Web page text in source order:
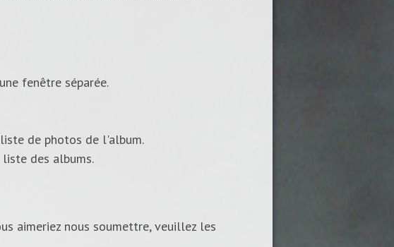
fenêtre séparée.
de photos de l'album.
des albums.
aimeriez nous soumettre, veuillez les